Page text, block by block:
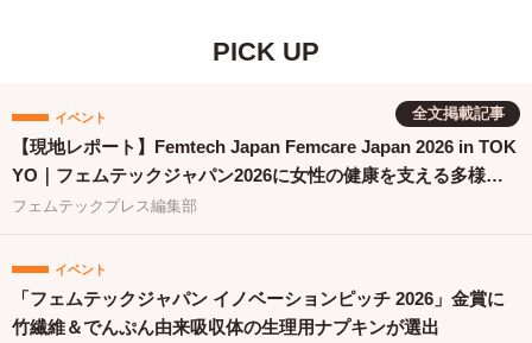
PICK UP
全文掲載記事
イベント
【現地レポート】Femtech Japan Femcare Japan 2026 in TOK
YO｜フェムテックジャパン2026に女性の健康を支える多様な
取り組みが集結
フェムテックプレス編集部
イベント
「フェムテックジャパン イノベーションピッチ 2026」金賞に
竹繊維＆でんぷん由来吸収体の生理用ナプキンが選出